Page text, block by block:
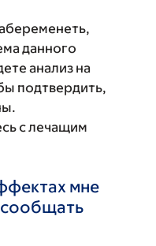
данного
анализ на
подтвердить,
с лечащим
мне
сообщать